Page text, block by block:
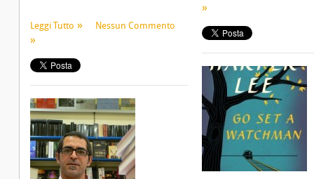
Leggi Tutto Nessun Commento